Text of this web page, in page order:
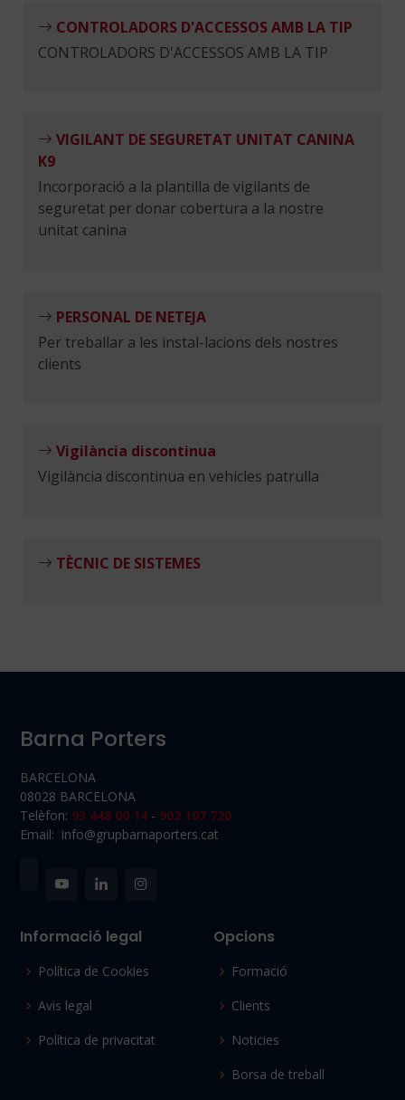
CONTROLADORS D'ACCESSOS AMB LA TIP
CONTROLADORS D'ACCESSOS AMB LA TIP
VIGILANT DE SEGURETAT UNITAT CANINA
K9
Incorporació a la plantilla de vigilants de
seguretat per donar cobertura a la nostre
unitat canina
PERSONAL DE NETEJA
Per treballar a les instal-lacions dels nostres
clients
Vigilància discontinua
Vigilància discontinua en vehicles patrulla
TÈCNIC DE SISTEMES
Barna Porters
BARCELONA
08028 BARCELONA
Telèfon: 93 448 00 14 - 902 107 720
Email: info@grupbarnaporters.cat
Informació legal
Política de Cookies
Avis legal
Política de privacitat
Opcions
Formació
Clients
Noticies
Borsa de treball